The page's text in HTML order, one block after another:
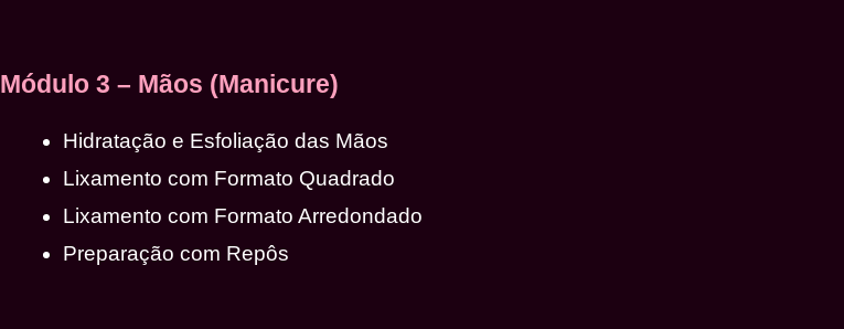
Módulo 3 – Mãos (Manicure)
Hidratação e Esfoliação das Mãos
Lixamento com Formato Quadrado
Lixamento com Formato Arredondado
Preparação com Repôs